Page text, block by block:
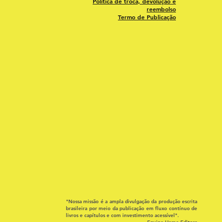
reembolso
Termo de Publicação
"Nossa missão é a ampla divulgação da produção escrita
brasileira por meio da publicação em fluxo contínuo de
livros e capítulos e com investimento acessível".